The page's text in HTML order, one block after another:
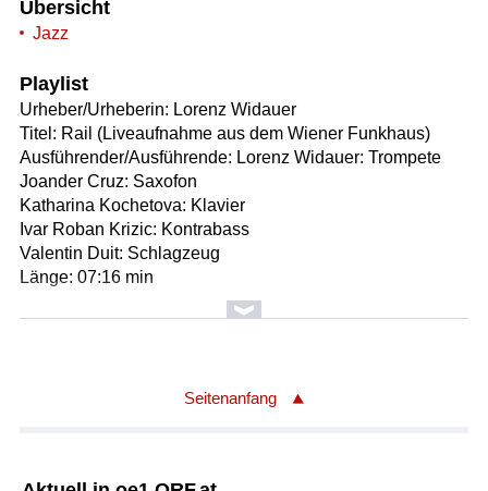
Übersicht
Jazz
Playlist
Urheber/Urheberin: Lorenz Widauer
Titel: Rail (Liveaufnahme aus dem Wiener Funkhaus)
Ausführender/Ausführende: Lorenz Widauer: Trompete
Joander Cruz: Saxofon
Katharina Kochetova: Klavier
Ivar Roban Krizic: Kontrabass
Valentin Duit: Schlagzeug
Länge: 07:16 min
Urheber/Urheberin: Lorenz Widauer
Ausführender/Ausführende: Lorenz Widauer: Trompete
Seitenanfang